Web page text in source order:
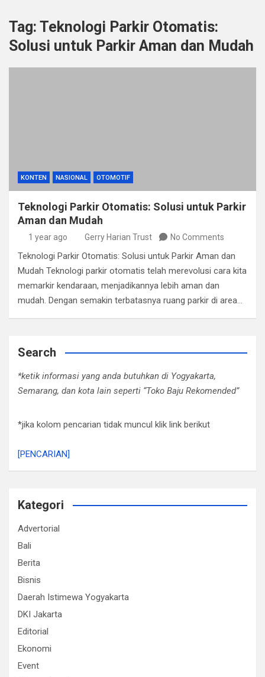
Tag: Teknologi Parkir Otomatis:
Solusi untuk Parkir Aman dan Mudah
KONTEN NASIONAL OTOMOTIF
Teknologi Parkir Otomatis: Solusi untuk Parkir
Aman dan Mudah
1 year ago Gerry Harian Trust No Comments
Teknologi Parkir Otomatis: Solusi untuk Parkir Aman dan
Mudah Teknologi parkir otomatis telah merevolusi cara kita
memarkir kendaraan, menjadikannya lebih aman dan
mudah. Dengan semakin terbatasnya ruang parkir di area…
Search
*ketik informasi yang anda butuhkan di Yogyakarta,
Semarang, dan kota lain seperti “Toko Baju Rekomended”
*jika kolom pencarian tidak muncul klik link berikut
[PENCARIAN]
Kategori
Advertorial
Bali
Berita
Bisnis
Daerah Istimewa Yogyakarta
DKI Jakarta
Editorial
Ekonomi
Event